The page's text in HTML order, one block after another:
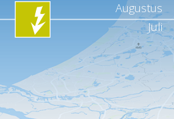
Augustus
Juli